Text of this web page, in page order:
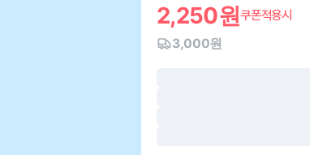
2,250원쿠폰적용시
3,000원